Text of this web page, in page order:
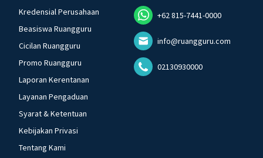
Kredensial Perusahaan
Beasiswa Ruangguru
Cicilan Ruangguru
Promo Ruangguru
Laporan Kerentanan
Layanan Pengaduan
Syarat & Ketentuan
Kebijakan Privasi
Tentang Kami
+62 815-7441-0000
info@ruangguru.com
02130930000